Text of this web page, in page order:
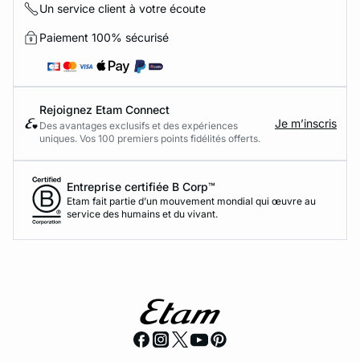
Un service client à votre écoute
Paiement 100% sécurisé
Rejoignez Etam Connect
Des avantages exclusifs et des expériences
uniques. Vos 100 premiers points fidélités offerts.
Je m’inscris
Entreprise certifiée B Corp™
Etam fait partie d’un mouvement mondial qui œuvre au
service des humains et du vivant.